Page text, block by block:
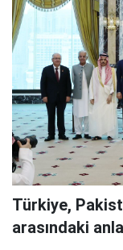
Türkiye,
arasındaki